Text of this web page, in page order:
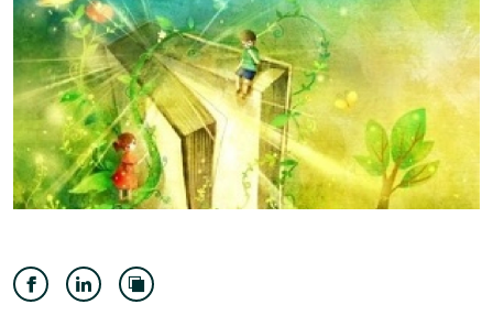
Μουσείο Ελιάς και Ελληνικού Λαδιού
Λέσβου